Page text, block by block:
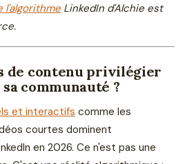
l'algorithme LinkedIn d'Alchie est
de contenu privilégier
communauté ?
et interactifs comme les
courtes dominent
en 2026. Ce n'est pas une